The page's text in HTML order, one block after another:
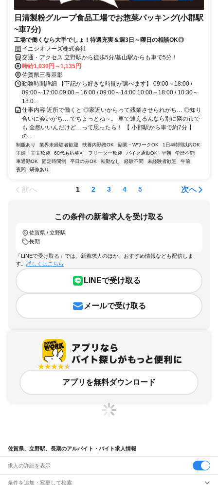
日清製粉グループ食品工場でお惣菜パッキング(小郡駅
~車7分)
工場で働くなら大手でしょ！待遇充実＆週3日～曜日の相談OK◎
イニシオフーズ株式会社
交通・アクセス 立野駅から徒歩5分/基山駅からも車で5分！
時給1,030円～1,135円
佐賀県三養基郡
勤務時間詳細 【下記から好きな時間が選べます】 09:00～18:00 /
09:00～17:00 09:00～16:00 / 09:00～14:00 10:00～18:00 / 10:30～
18:0...
仕事内容 近所で働くと ◎家近いからって残業させられがち… ◎知り
合いに会いがち… でちょっとね～。 車で通えるんなら別に隣の市で
も 全然いいんだけど…って思ったら！ 【 小郡駅から車で約7分 】
の...
制服あり 業界未経験者歓迎 扶養内勤務OK 副業・WワークOK
1日4時間以内OK
主婦・主夫歓迎
60代も応募可 フリーター歓迎 バイク通勤OK 早朝
学歴不問
車通勤OK
固定時間制 平日のみOK 転勤なし 経験不問 未経験者歓迎
午前
夜間
研修あり
前へ 1 2 3 4 5 次へ
この条件の新着求人を受け取る
佐賀県 / 立野駅
長期
「LINEで受け取る」では、新着求人のほか、おすすめ情報なども配信しま
す。 詳しくはこちら
LINEで受け取る
メールで受け取る
アプリを無料ダウンロード
佐賀県、立野駅、長期のアルバイト・バイト求人情報
求人の詳細を表示
条件を追加・変更して検索